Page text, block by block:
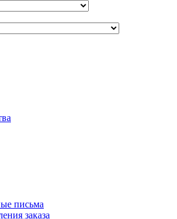
письма
заказа